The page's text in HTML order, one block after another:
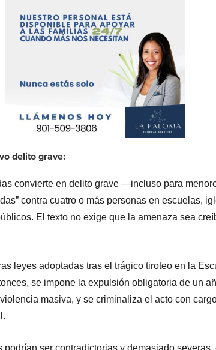
delito grave:
convierte en delito grave —incluso para
contra cuatro o más personas en escuelas,
El texto no exige que la amenaza sea
leyes adoptadas tras el trágico tiroteo en la
se impone la expulsión obligatoria de un
masiva, y se criminaliza el acto con
ser contradictorias y demasiado